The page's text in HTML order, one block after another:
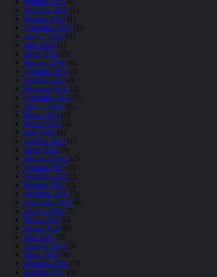
Декабрь 2022 (1)
Ноябрь 2014 (1)
Сентябрь 2014 (1)
Август 2014 (1)
Май 2014 (1)
Март 2014 (2)
Январь 2014 (4)
Декабрь 2013 (1)
Ноябрь 2013 (4)
Октябрь 2013 (3)
Сентябрь 2013 (1)
Август 2013 (2)
Июль 2013 (5)
Июнь 2013 (2)
Май 2013 (1)
Апрель 2013 (1)
Март 2013 (3)
Февраль 2013 (2)
Январь 2013 (5)
Декабрь 2012 (1)
Ноябрь 2012 (3)
Октябрь 2012 (2)
Сентябрь 2012 (6)
Август 2012 (7)
Июль 2012 (2)
Июнь 2012 (6)
Май 2012 (5)
Апрель 2012 (3)
Март 2012 (4)
Февраль 2012 (5)
Январь 2012 (5)